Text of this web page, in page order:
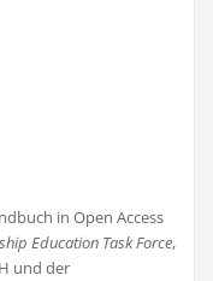
in Open Access
Education Task Force,
und der